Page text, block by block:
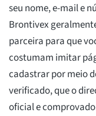
seu nome, e-mail e
Brontivex
parceira para que
costumam imitar
cadastrar por meio
verificado, que o
oficial e